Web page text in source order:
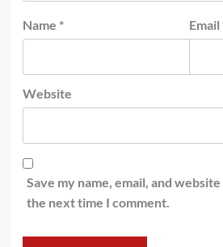
Name * Email
Website
Save my name, email, and
the next time I comment.